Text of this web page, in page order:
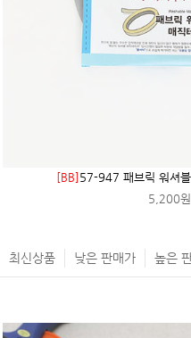
[BB] 57-947 패브릭 워셔
5,200원
최신상품 낮은 판매가 높은